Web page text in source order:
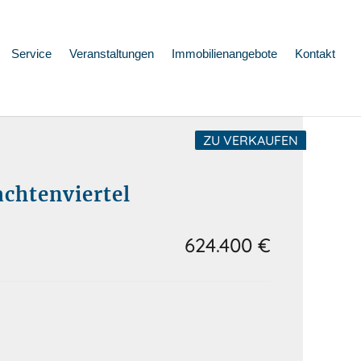
Service Veranstaltungen Immobilienangebote Kontakt
ZU VERKAUFEN
624.400 €